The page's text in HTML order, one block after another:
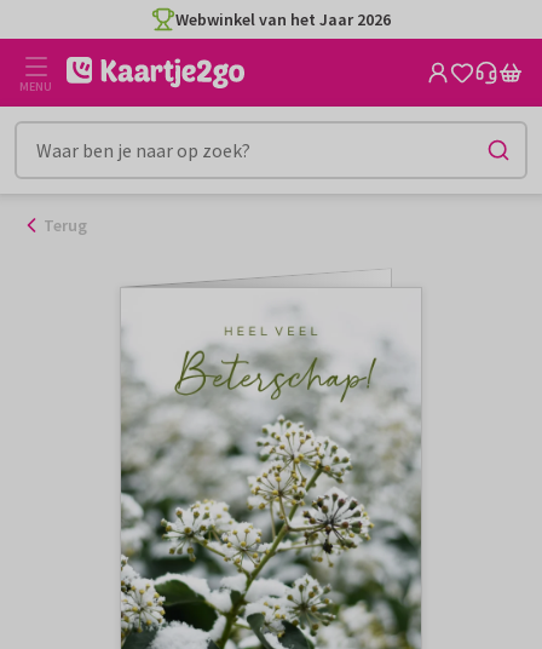
naar
inhoud
Webwinkel van het Jaar 2026
MENU
Terug